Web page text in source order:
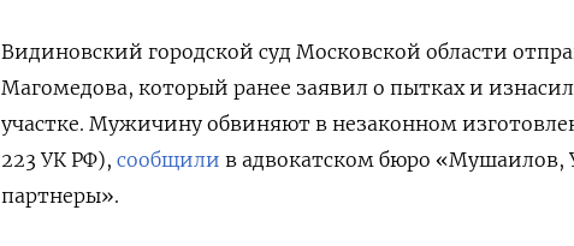
Видиновский городской суд Московской области
Магомедова, который ранее заявил о пытках и
участке. Мужичину обвиняют в незаконном
223 УК РФ), сообщили в адвокатском бюро «Мушаилов,
партнеры».